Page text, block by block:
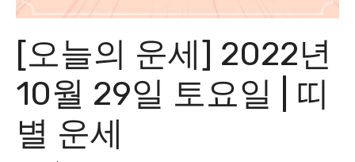
[오늘의 운세] 2022년
10월 29일 토요일 | 띠
별 운세